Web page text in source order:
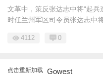
文革中，策反张达志中将“起
时任兰州军区司令员张达志中将
4112 0
点击重新加载 Gowest